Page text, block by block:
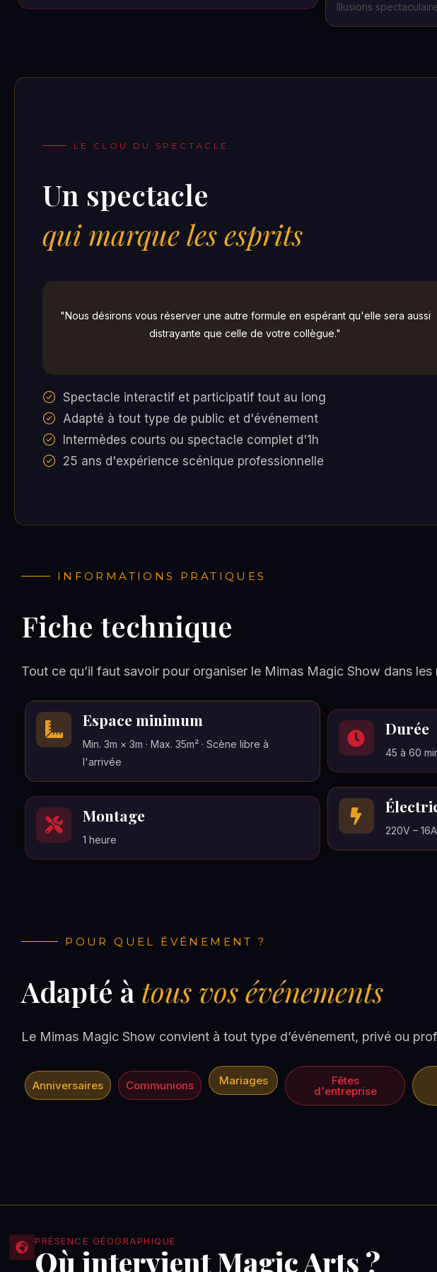
Illusions
LE CLOU DU SPECTACLE
Un spectacle
qui marque les esprits
— Témoignage client
"Nous désirons vous réserver une autre formule en espérant qu'elle sera aussi
distrayante que celle de votre collègue."
Spectacle interactif et participatif tout au long
Adapté à tout type de public et d'événement
Intermèdes courts ou spectacle complet d'1h
25 ans d'expérience scénique professionnelle
INFORMATIONS PRATIQUES
Fiche technique
Tout ce qu’il faut savoir pour organiser le Mimas Magic Show dans les
Espace minimum
Min. 3m × 3m · Max. 35m² · Scène libre à
l'arrivée
Montage
1 heure
Durée
45 à 60
220V – 16A
POUR QUEL ÉVÉNEMENT ?
Adapté à tous vos événements
Le Mimas Magic Show convient à tout type d’événement, privé ou
Anniversaires Communions Mariages Fêtes
d'entreprise
PRÉSENCE GÉOGRAPHIQUE
Où intervient Magic Arts ?